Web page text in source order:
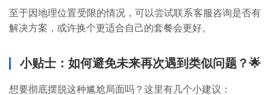
科
知
识
至于因地理位置受限的情况，可以尝试联系客服咨询是否有
解决方案，或许换个更适合自己的套餐会更好。
小贴士：如何避免未来再次遇到类似问题？🌟
想要彻底摆脱这种尴尬局面吗？这里有几个小建议：